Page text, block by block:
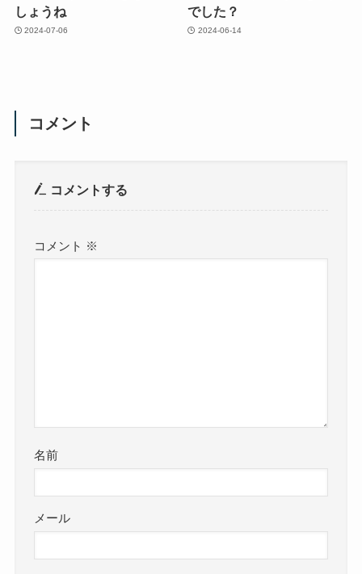
しょうね
2024-07-06
でした？
2024-06-14
コメント
コメントする
コメント ※
名前
メール